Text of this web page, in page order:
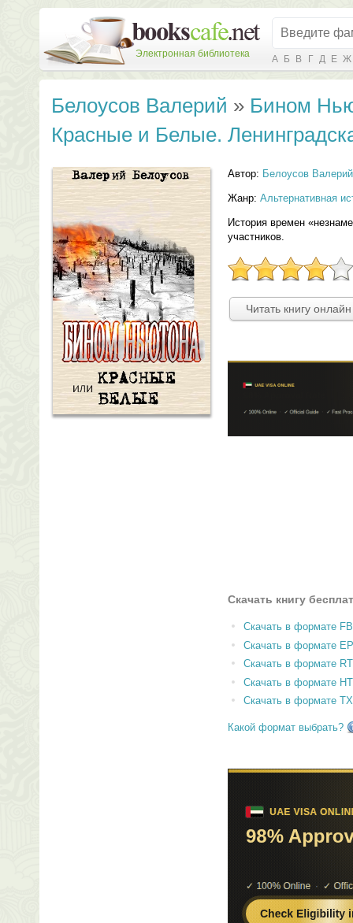
Электронная библиотека А Б В Г Д Е Ж
Белоусов Валерий » Бином
Красные и Белые.
Автор: Белоусов Валерий
Жанр: Альтернативная
История времен
участников.
Читать книгу
Скачать книгу
Скачать в формате
Скачать в формате
Скачать в формате
Скачать в формате
Скачать в формате
Какой формат выбрать?